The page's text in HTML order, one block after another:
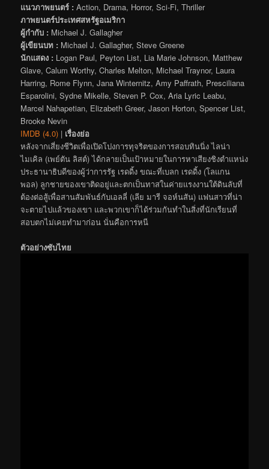
แนวภาพยนตร์ : Action, Drama, Horror, Sci-Fi, Thriller
ภาพยนตร์ประเทศสหรัฐอเมริกา
ผู้กำกับ : Michael J. Gallagher
ผู้เขียนบท : Michael J. Gallagher, Steve Greene
นักแสดง : Logan Paul, Peyton List, Lia Marie Johnson, Matthew
Glave, Calum Worthy, Charles Melton, Michael Traynor, Laura
Harring, Rome Flynn, Jana Winternitz, Amy Paffrath, Presciliana
Esparolini, Sydne Mikelle, Steven P. Cox, Aria Lyric Leabu,
Marcel Nahapetian, Elizabeth Greer, Jason Horton, Spencer List,
Brooke Nevin
IMDB (4.0) | เรื่องย่อ
หลังจากเสี่ยงชีวิตเพื่อเปิดโปงการทุจริตของการสอบทินนิ่ง ไลน่า
ไมเคิล (เพย์ตัน ลิสต์) ได้กลายเป็นเป้าหมายในการหาเสียงชิงตำแหน่ง
ประธานาธิบดีของผู้ว่าการรัฐ เรดดิ้ง ขณะที่เบลก เรดดิ้ง (โลแกน
พอล) ลูกชายของเขาติดอยู่และตกเป็นทาสในค่ายแรงงานใต้ดินลับที่
ต้องต่อสู้เพื่อสานสัมพันธ์กับเอลลี่ (เลีย มารี จอห์นสัน) แฟนสาวที่น่า
จะตายไปแล้วของเขา และพวกเขาก็ได้ร่วมกันทำในสิ่งที่นักเรียนที่
สอบตกไม่เคยทำมาก่อน นั่นคือการหนี
ตัวอย่างซับไทย